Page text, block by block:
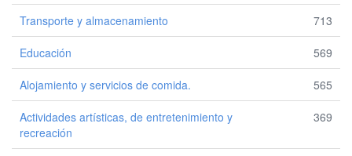
Transporte y almacenamiento 713
Educación 569
Alojamiento y servicios de comida. 565
Actividades artísticas, de entretenimiento y
recreación
369